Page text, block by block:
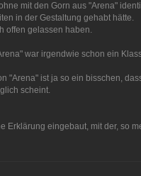
mit den Gorn aus "Arena"
in der Gestaltung gehabt hätte.
offen gelassen haben.
war irgendwie schon ein
"Arena" ist ja so ein bisschen,
scheint.
eingebaut, mit der, so